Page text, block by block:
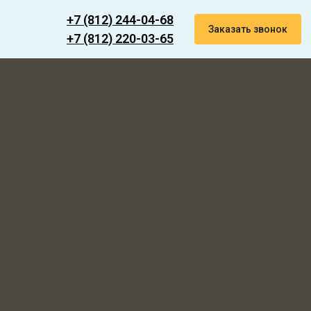
+7 (812) 244-04-68
+7 (812) 220-03-65
Заказать звонок